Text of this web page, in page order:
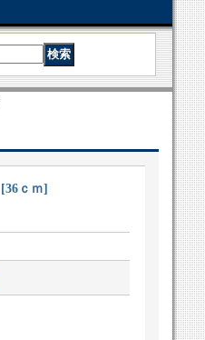
[36ｃｍ]